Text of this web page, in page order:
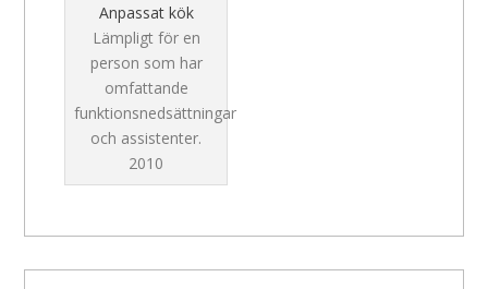
Anpassat kök
Lämpligt för en
person som har
omfattande
funktionsnedsättningar
och assistenter.
2010